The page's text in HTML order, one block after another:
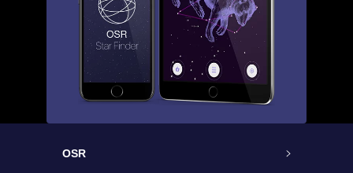
OSR